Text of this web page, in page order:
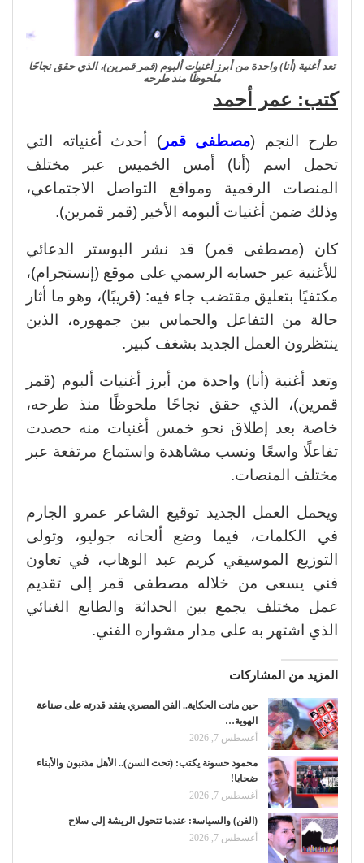
تعد أغنية (أنا) واحدة من أبرز أغنيات ألبوم (قمر قمرين)، الذي حقق نجاحًا
ملحوظًا منذ طرحه
كتب: عمر أحمد
طرح النجم (مصطفى قمر) أحدث أغنياته التي
تحمل اسم (أنا) أمس الخميس عبر مختلف
المنصات الرقمية ومواقع التواصل الاجتماعي،
وذلك ضمن أغنيات ألبومه الأخير (قمر قمرين).
كان (مصطفى قمر) قد نشر البوستر الدعائي
للأغنية عبر حسابه الرسمي على موقع (إنستجرام)،
مكتفيًا بتعليق مقتضب جاء فيه: (قريبًا)، وهو ما أثار
حالة من التفاعل والحماس بين جمهوره، الذين
ينتظرون العمل الجديد بشغف كبير.
وتعد أغنية (أنا) واحدة من أبرز أغنيات ألبوم (قمر
قمرين)، الذي حقق نجاحًا ملحوظًا منذ طرحه،
خاصة بعد إطلاق نحو خمس أغنيات منه حصدت
تفاعلًا واسعًا ونسب مشاهدة واستماع مرتفعة عبر
مختلف المنصات.
ويحمل العمل الجديد توقيع الشاعر عمرو الجارم
في الكلمات، فيما وضع ألحانه جوليو، وتولى
التوزيع الموسيقي كريم عبد الوهاب، في تعاون
فني يسعى من خلاله مصطفى قمر إلى تقديم
عمل مختلف يجمع بين الحداثة والطابع الغنائي
الذي اشتهر به على مدار مشواره الفني.
المزيد من المشاركات
حين ماتت الحكاية.. الفن المصري يفقد قدرته على صناعة
الهوية…
أغسطس 7, 2026
محمود حسونة يكتب: (تحت السن).. الأهل مذنبون والأبناء
ضحايا!
أغسطس 7, 2026
(الفن) والسياسة: عندما تتحول الريشة إلى سلاح
أغسطس 7, 2026